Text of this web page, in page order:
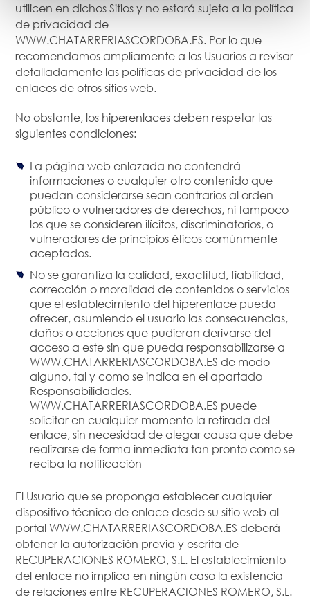
utilicen en dichos Sitios y no estará sujeta a la política
de privacidad de
WWW.CHATARRERIASCORDOBA.ES. Por lo que
recomendamos ampliamente a los Usuarios a revisar
detalladamente las políticas de privacidad de los
enlaces de otros sitios web.
No obstante, los hiperenlaces deben respetar las
siguientes condiciones:
La página web enlazada no contendrá
informaciones o cualquier otro contenido que
puedan considerarse sean contrarios al orden
público o vulneradores de derechos, ni tampoco
los que se consideren ilícitos, discriminatorios, o
vulneradores de principios éticos comúnmente
aceptados.
No se garantiza la calidad, exactitud, fiabilidad,
corrección o moralidad de contenidos o servicios
que el establecimiento del hiperenlace pueda
ofrecer, asumiendo el usuario las consecuencias,
daños o acciones que pudieran derivarse del
acceso a este sin que pueda responsabilizarse a
WWW.CHATARRERIASCORDOBA.ES de modo
alguno, tal y como se indica en el apartado
Responsabilidades.
WWW.CHATARRERIASCORDOBA.ES puede
solicitar en cualquier momento la retirada del
enlace, sin necesidad de alegar causa que debe
realizarse de forma inmediata tan pronto como se
reciba la notificación
El Usuario que se proponga establecer cualquier
dispositivo técnico de enlace desde su sitio web al
portal WWW.CHATARRERIASCORDOBA.ES deberá
obtener la autorización previa y escrita de
RECUPERACIONES ROMERO, S.L. El establecimiento
del enlace no implica en ningún caso la existencia
de relaciones entre RECUPERACIONES ROMERO, S.L.